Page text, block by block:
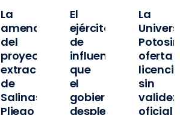
La
amenaza
del
proyecto
extractivista
de
Salinas
Pliego
El
ejército
de
influencers
que
el
gobierno
desplegó
La
oferta
sin
validez
oficial